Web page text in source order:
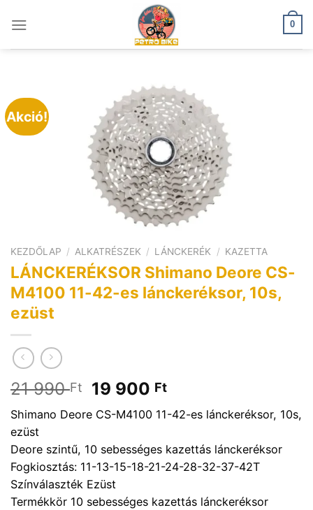
0
Akció!
KEZDŐLAP / ALKATRÉSZEK / LÁNCKERÉK / KAZETTA
LÁNCKERÉKSOR Shimano Deore CS-
M4100 11-42-es lánckeréksor, 10s,
ezüst
21 990Ft
Original
price
was:
990 Ft.
19 900 FtCurrent
price
is:
900 Ft.
Shimano Deore CS-M4100 11-42-es lánckeréksor, 10s,
ezüst
Deore szintű, 10 sebességes kazettás lánckeréksor
Fogkiosztás: 11-13-15-18-21-24-28-32-37-42T
Színválaszték Ezüst
Termékkör 10 sebességes kazettás lánckeréksor